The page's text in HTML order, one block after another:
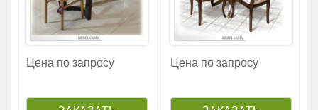
Цена по запросу Цена по запросу